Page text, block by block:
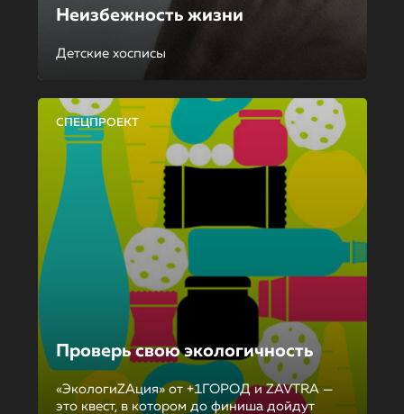
Неизбежность жизни
Детские хосписы
СПЕЦПРОЕКТ
Проверь свою экологичность
«ЭкологиZAция» от +1ГОРОД и ZAVTRA —
это квест, в котором до финиша дойдут